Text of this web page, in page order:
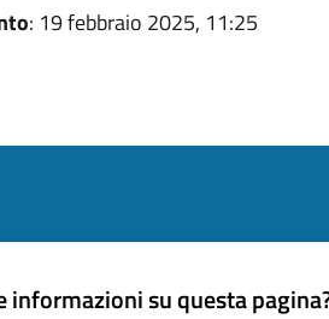
: 19 febbraio 2025, 11:25
informazioni su questa